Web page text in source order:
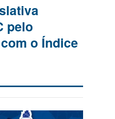
pelo
o Índice